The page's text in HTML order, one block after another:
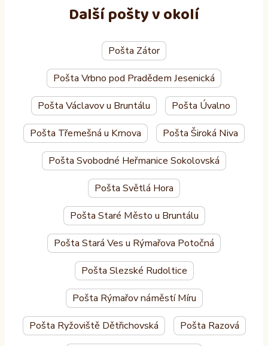
Další pošty v okolí
Pošta Zátor
Pošta Vrbno pod Pradědem Jesenická
Pošta Václavov u Bruntálu Pošta Úvalno
Pošta Třemešná u Krnova Pošta Široká Niva
Pošta Svobodné Heřmanice Sokolovská
Pošta Světlá Hora
Pošta Staré Město u Bruntálu
Pošta Stará Ves u Rýmařova Potočná
Pošta Slezské Rudoltice
Pošta Rýmařov náměstí Míru
Pošta Ryžoviště Dětřichovská Pošta Razová